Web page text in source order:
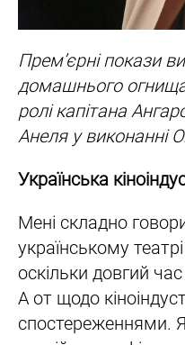
Прем’єрні покази
домашнього
ролі капітана
Анеля у виконанні
Українська
Мені складно
українському
оскільки довгий
А от щодо
спостереженнями.